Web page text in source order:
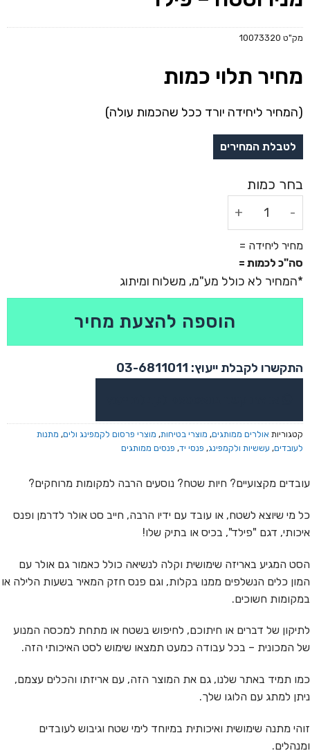
מק"ט 10073320
מחיר תלוי כמות
(המחיר ליחידה יורד ככל שהכמות עולה)
סה"כ לכמות =
מחיר ליחידה =
הוספה להצעת מחיר
התקשרו לקבלת ייעוץ: 03-6811011
קטגוריות אולרים ממותגים, מוצרי בטיחות, מוצרי פרסום לקמפינג ולים, מתנות
לעובדים, עששיות ולקמפינג, פנסי יד, פנסים ממותגים
עובדים מקצועיים? חיות שטח? נוסעים הרבה למקומות מרוחקים?
כל מי שיוצא לשטח, או עובד עם ידיו הרבה, חייב סט אולר לדרמן ופנס
איכותי, דגם "פילד", בכיס או בתיק שלו!
הסט המגיע באריזה שימושית וקלה לנשיאה כולל כאמור גם אולר עם
המון כלים הנשלפים ממנו בקלות, וגם פנס חזק המאיר בשעות הלילה או
במקומות חשוכים.
לתיקון של דברים או חיתוכם, לחיפוש בשטח או מתחת למכסה המנוע
של המכונית – בכל עבודה כמעט תמצאו שימוש לסט האיכותי הזה.
כמו תמיד באתר שלנו, גם את המוצר הזה, עם אריזתו והכלים עצמם,
ניתן למתג עם הלוגו שלך.
זוהי מתנה שימושית ואיכותית במיוחד לימי שטח וגיבוש לעובדים
ומנהלים.